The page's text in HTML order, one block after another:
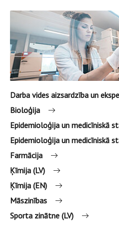
Darba vides aizsardzība un
Bioloģija
Epidemioloģija un medicīniskā
Epidemioloģija un medicīniskā
Farmācija
Ķīmija (LV)
Ķīmija (EN)
Māszinības
Sporta zinātne (LV)